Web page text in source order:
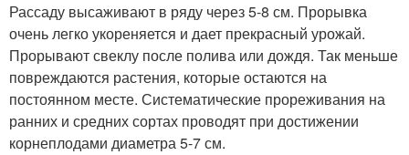
Рассаду высаживают в ряду через 5-8 см. Прорывка
очень легко укореняется и дает прекрасный урожай.
Прорывают свеклу после полива или дождя. Так меньше
повреждаются растения, которые остаются на
постоянном месте. Систематические прореживания на
ранних и средних сортах проводят при достижении
корнеплодами диаметра 5-7 см.